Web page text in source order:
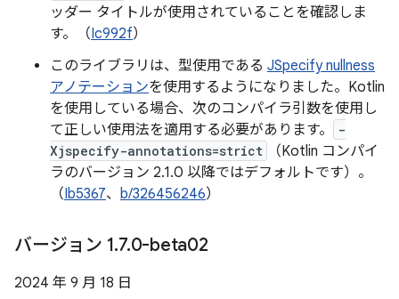
ッダー タイトルが使用されていることを確認しま
す。（Ic992f）
このライブラリは、型使用である JSpecify nullness
アノテーションを使用するようになりました。Kotlin
を使用している場合、次のコンパイラ引数を使用し
て正しい使用法を適用する必要があります。
-
Xjspecify-annotations=strict
（Kotlin コンパイ
ラのバージョン 2.1.0 以降ではデフォルトです）。
（Ib5367、 b/326456246）
バージョン 1.7.0-beta02
2024 年 9 月 18 日